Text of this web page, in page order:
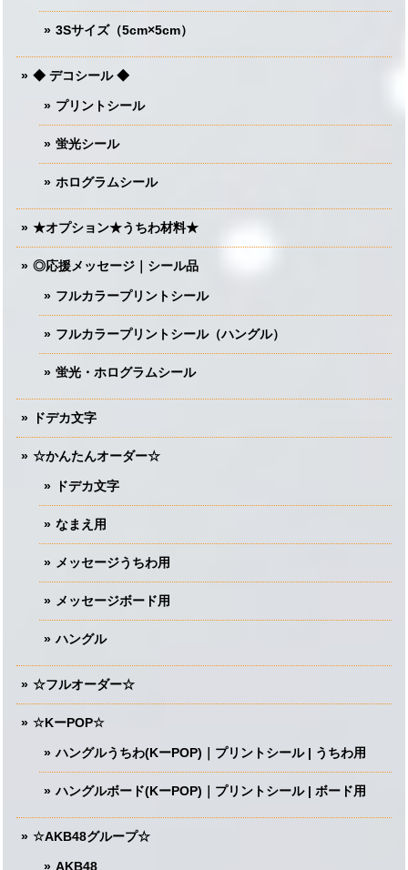
3Sサイズ（5cm×5cm）
◆ デコシール ◆
プリントシール
蛍光シール
ホログラムシール
★オプション★うちわ材料★
◎応援メッセージ｜シール品
フルカラープリントシール
フルカラープリントシール（ハングル）
蛍光・ホログラムシール
ドデカ文字
☆かんたんオーダー☆
ドデカ文字
なまえ用
メッセージうちわ用
メッセージボード用
ハングル
☆フルオーダー☆
☆KーPOP☆
ハングルうちわ(KーPOP)｜プリントシール | うちわ用
ハングルボード(KーPOP)｜プリントシール | ボード用
☆AKB48グループ☆
AKB48